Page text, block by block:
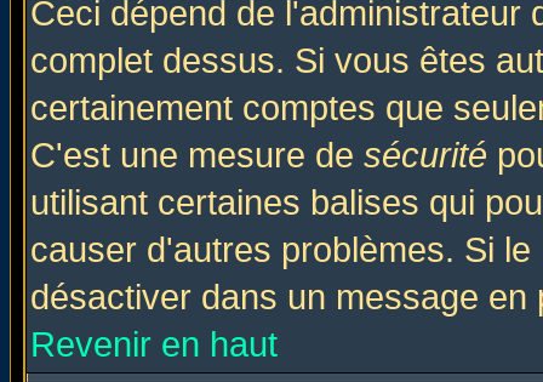
Ceci dépend de l'administrateur
complet dessus. Si vous êtes
certainement comptes que
C'est une mesure de sécurité
utilisant certaines balises qui
causer d'autres problèmes. Si
désactiver dans un message
Revenir en haut